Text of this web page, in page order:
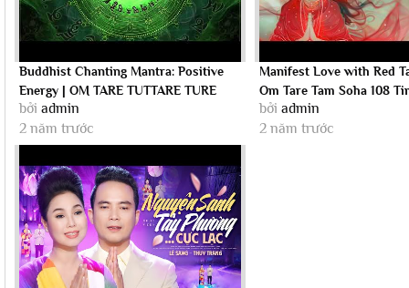
Buddhist Chanting Mantra: Positive
Energy | OM TARE TUTTARE TURE
SOHA Green...
bởi admin
2 năm trước
Manifest Love with Red
Om Tare Tam Soha 108
bởi admin
2 năm trước